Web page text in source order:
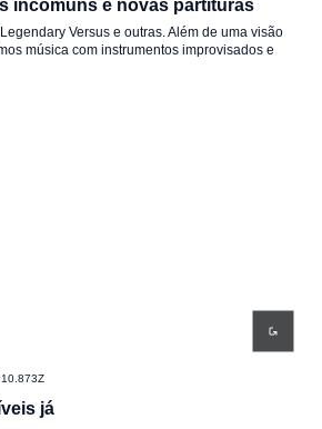
incomuns e novas partituras
Versus e outras. Além de uma visão
música com instrumentos improvisados e
já